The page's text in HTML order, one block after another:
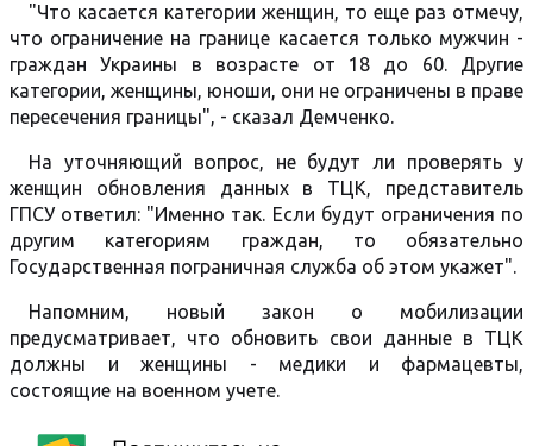
"Что касается категории женщин, то еще раз отмечу,
что ограничение на границе касается только мужчин -
граждан Украины в возрасте от 18 до 60. Другие
категории, женщины, юноши, они не ограничены в праве
пересечения границы", - сказал Демченко.
На уточняющий вопрос, не будут ли проверять у
женщин обновления данных в ТЦК, представитель
ГПСУ ответил: "Именно так. Если будут ограничения по
другим категориям граждан, то обязательно
Государственная пограничная служба об этом укажет".
Напомним, новый закон о мобилизации
предусматривает, что обновить свои данные в ТЦК
должны и женщины - медики и фармацевты,
состоящие на военном учете.